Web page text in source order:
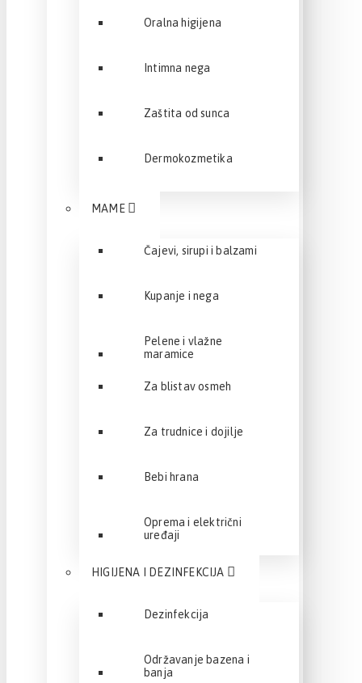
Oralna higijena
Intimna nega
Zaštita od sunca
Dermokozmetika
MAME
Čajevi, sirupi i balzami
Kupanje i nega
Pelene i vlažne
maramice
Za blistav osmeh
Za trudnice i dojilje
Bebi hrana
Oprema i električni
uređaji
HIGIJENA I DEZINFEKCIJA
Dezinfekcija
Održavanje bazena i
banja